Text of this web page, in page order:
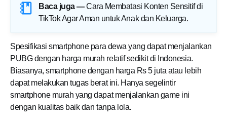
Baca juga — Cara Membatasi Konten Sensitif di
TikTok Agar Aman untuk Anak dan Keluarga.
Spesifikasi smartphone para dewa yang dapat menjalankan
PUBG dengan harga murah relatif sedikit di Indonesia.
Biasanya, smartphone dengan harga Rs 5 juta atau lebih
dapat melakukan tugas berat ini. Hanya segelintir
smartphone murah yang dapat menjalankan game ini
dengan kualitas baik dan tanpa lola.